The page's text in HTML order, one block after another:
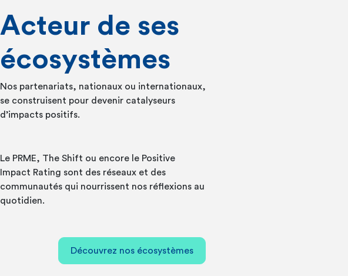
Acteur de ses
écosystèmes
Nos partenariats, nationaux ou internationaux,
se construisent pour devenir catalyseurs
d’impacts positifs.
Le PRME, The Shift ou encore le Positive
Impact Rating sont des réseaux et des
communautés qui nourrissent nos réflexions au
quotidien.
Découvrez nos écosystèmes